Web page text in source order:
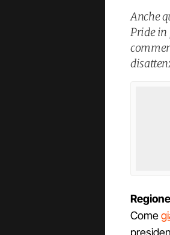
Anche
Pride in
Come